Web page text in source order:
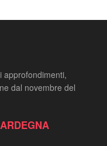
approfondimenti,
dal novembre del